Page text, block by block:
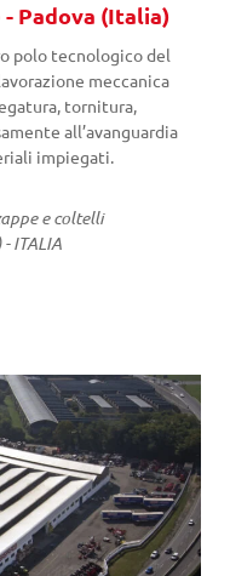
Padova (Italia)
polo tecnologico del
meccanica
tornitura,
all’avanguardia
impiegati.
e coltelli
ITALIA